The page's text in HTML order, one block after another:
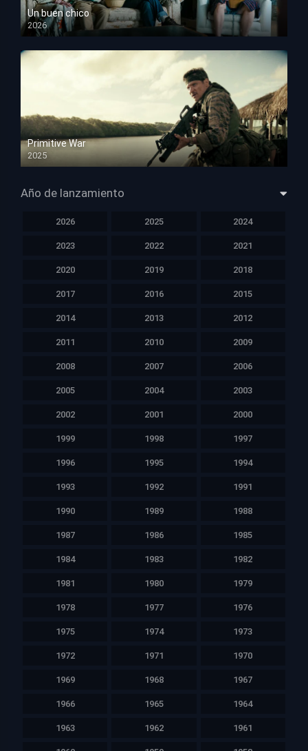
Un buen chico
2026
HD 1080p
Primitive War
2025
HD 1080p
Año de lanzamiento
2026 2025 2024
2023 2022 2021
2020 2019 2018
2017 2016 2015
2014 2013 2012
2011 2010 2009
2008 2007 2006
2005 2004 2003
2002 2001 2000
1999 1998 1997
1996 1995 1994
1993 1992 1991
1990 1989 1988
1987 1986 1985
1984 1983 1982
1981 1980 1979
1978 1977 1976
1975 1974 1973
1972 1971 1970
1969 1968 1967
1966 1965 1964
1963 1962 1961